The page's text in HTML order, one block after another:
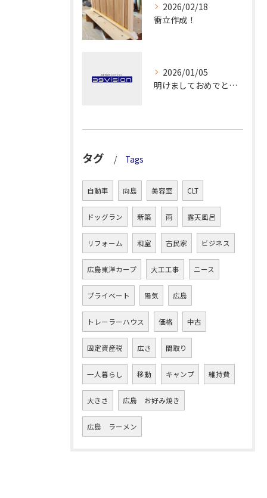
2026/02/18
衝立作成！
2026/01/05
明けましておめでとうございます！
タグ Tags
自動車 向島 美容室 CLT
ドッグラン 新築 雨 露天風呂
リフォーム 和室 古民家 ビジネス
広島東洋カープ 大工工事 ニース
プライベート 陽気 広島
トレーラーハウス 価格 中古
固定資産税 広さ 間取り
一人暮らし 移動 キャンプ 維持費
大きさ 広島 お好み焼き
広島 ラーメン